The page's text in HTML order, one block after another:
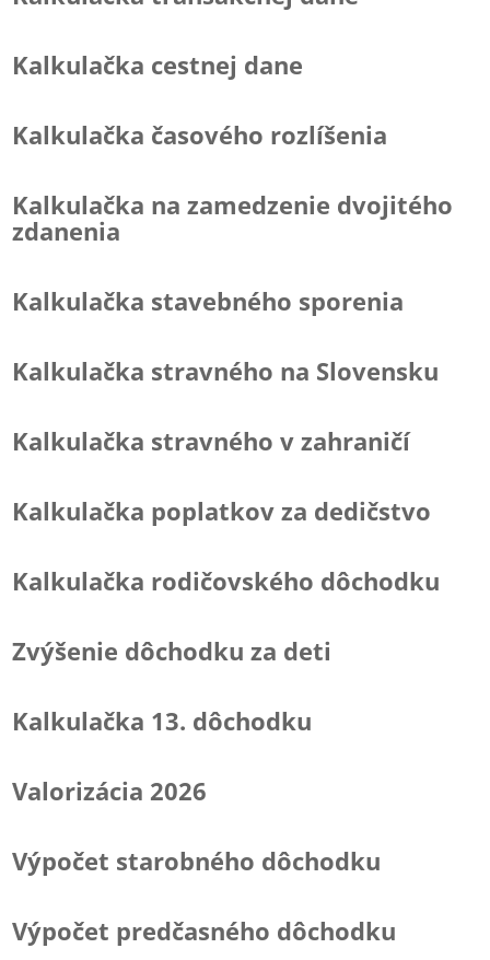
Kalkulačka cestnej dane
Kalkulačka časového rozlíšenia
Kalkulačka na zamedzenie dvojitého
zdanenia
Kalkulačka stavebného sporenia
Kalkulačka stravného na Slovensku
Kalkulačka stravného v zahraničí
Kalkulačka poplatkov za dedičstvo
Kalkulačka rodičovského dôchodku
Zvýšenie dôchodku za deti
Kalkulačka 13. dôchodku
Valorizácia 2026
Výpočet starobného dôchodku
Výpočet predčasného dôchodku